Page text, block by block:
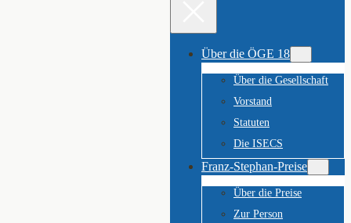
Über die ÖGE 18
Über die Gesellschaft
Vorstand
Statuten
Die ISECS
Franz-Stephan-Preise
Über die Preise
Zur Person